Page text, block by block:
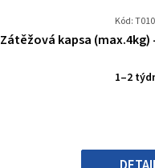
Kód:
Zátěžová kapsa
1–2